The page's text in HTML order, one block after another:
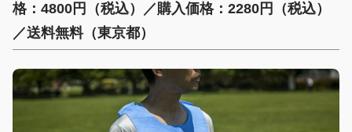
格：4800円（税込）／購入価格：2280円（税込）
／送料無料（東京都）